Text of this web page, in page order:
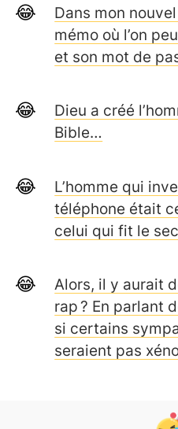
Dans mon
mémo où l’on
et son mot de
Dieu a créé
Bible…
L’homme qui
téléphone était
celui qui fit le
Alors, il y aurait
rap ? En parlant
si certains
seraient pas